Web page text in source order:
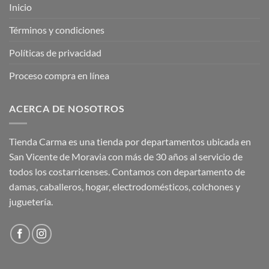
Inicio
Términos y condiciones
Políticas de privacidad
Proceso compra en línea
ACERCA DE NOSOTROS
Tienda Carma es una tienda por departamentos ubicada en
San Vicente de Moravia con más de 30 años al servicio de
todos los costarricenses. Contamos con departamento de
damas, caballeros, hogar, electrodomésticos, colchones y
juguetería.